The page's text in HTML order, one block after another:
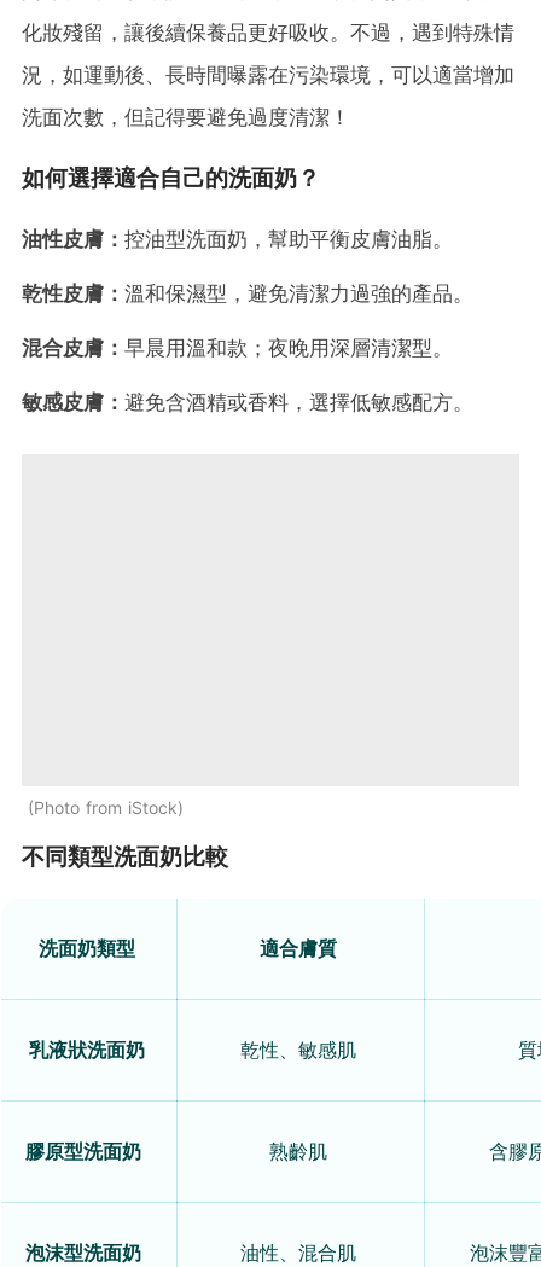
化妝殘留，讓後續保養品更好吸收。不過，遇到特殊情
況，如運動後、長時間曝露在污染環境，可以適當增加
洗面次數，但記得要避免過度清潔！
如何選擇適合自己的洗面奶？
油性皮膚： 控油型洗面奶，幫助平衡皮膚油脂。
乾性皮膚： 溫和保濕型，避免清潔力過強的產品。
混合皮膚： 早晨用溫和款；夜晚用深層清潔型。
敏感皮膚： 避免含酒精或香料，選擇低敏感配方。
Photo from iStock
不同類型洗面奶比較
洗面奶類型 適合膚質
乳液狀洗面奶 乾性、敏感肌
膠原型洗面奶 熟齡肌 含膠
泡沫型洗面奶 油性、混合肌 泡沫豐